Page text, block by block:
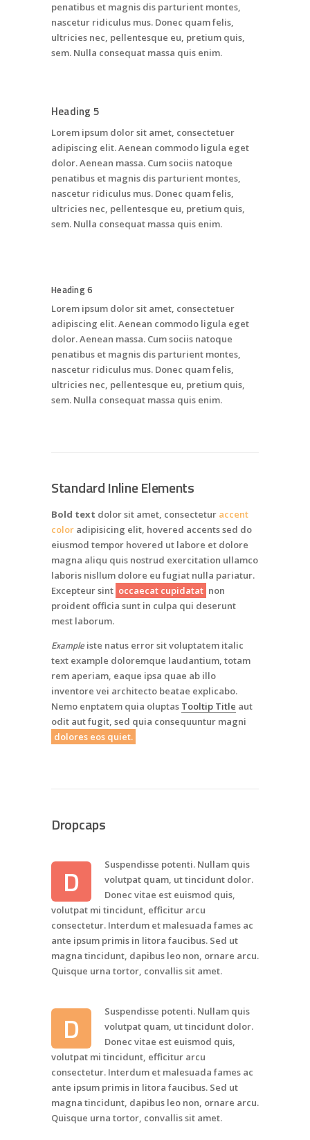
penatibus et magnis dis parturient montes,
nascetur ridiculus mus. Donec quam felis,
ultricies nec, pellentesque eu, pretium quis,
sem. Nulla consequat massa quis enim.
Heading 5
Lorem ipsum dolor sit amet, consectetuer
adipiscing elit. Aenean commodo ligula eget
dolor. Aenean massa. Cum sociis natoque
penatibus et magnis dis parturient montes,
nascetur ridiculus mus. Donec quam felis,
ultricies nec, pellentesque eu, pretium quis,
sem. Nulla consequat massa quis enim.
Heading 6
Lorem ipsum dolor sit amet, consectetuer
adipiscing elit. Aenean commodo ligula eget
dolor. Aenean massa. Cum sociis natoque
penatibus et magnis dis parturient montes,
nascetur ridiculus mus. Donec quam felis,
ultricies nec, pellentesque eu, pretium quis,
sem. Nulla consequat massa quis enim.
Standard Inline Elements
Bold text dolor sit amet, consectetur accent
color adipisicing elit, hovered accents sed do
eiusmod tempor hovered ut labore et dolore
magna aliqu quis nostrud exercitation ullamco
laboris nisllum dolore eu fugiat nulla pariatur.
Excepteur sint occaecat cupidatat non
proident officia sunt in culpa qui deserunt
mest laborum.
Example iste natus error sit voluptatem italic
text example doloremque laudantium, totam
rem aperiam, eaque ipsa quae ab illo
inventore vei architecto beatae explicabo.
Nemo enptatem quia oluptas Tooltip Title aut
odit aut fugit, sed quia consequuntur magni
dolores eos quiet.
Dropcaps
D
Suspendisse potenti. Nullam quis
volutpat quam, ut tincidunt dolor.
Donec vitae est euismod quis,
volutpat mi tincidunt, efficitur arcu
consectetur. Interdum et malesuada fames ac
ante ipsum primis in litora faucibus. Sed ut
magna tincidunt, dapibus leo non, ornare arcu.
Quisque urna tortor, convallis sit amet.
D
Suspendisse potenti. Nullam quis
volutpat quam, ut tincidunt dolor.
Donec vitae est euismod quis,
volutpat mi tincidunt, efficitur arcu
consectetur. Interdum et malesuada fames ac
ante ipsum primis in litora faucibus. Sed ut
magna tincidunt, dapibus leo non, ornare arcu.
Quisque urna tortor, convallis sit amet.